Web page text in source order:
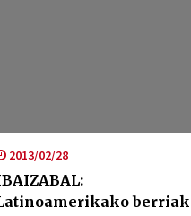
2013/02/28
berriak